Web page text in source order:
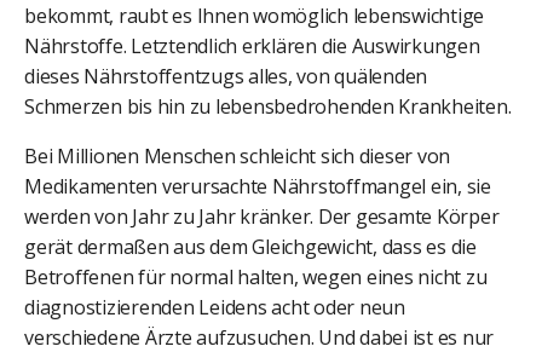
bekommt, raubt es Ihnen womöglich lebenswichtige
Nährstoffe. Letztendlich erklären die Auswirkungen
dieses Nährstoffentzugs alles, von quälenden
Schmerzen bis hin zu lebensbedrohenden Krankheiten.
Bei Millionen Menschen schleicht sich dieser von
Medikamenten verursachte Nährstoffmangel ein, sie
werden von Jahr zu Jahr kränker. Der gesamte Körper
gerät dermaßen aus dem Gleichgewicht, dass es die
Betroffenen für normal halten, wegen eines nicht zu
diagnostizierenden Leidens acht oder neun
verschiedene Ärzte aufzusuchen. Und dabei ist es nur